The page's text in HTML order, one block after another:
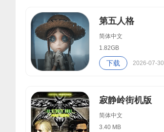
第五人格
简体中文
1.82GB
下载 2026-07-30
寂静岭街机版
简体中文
3.40 MB